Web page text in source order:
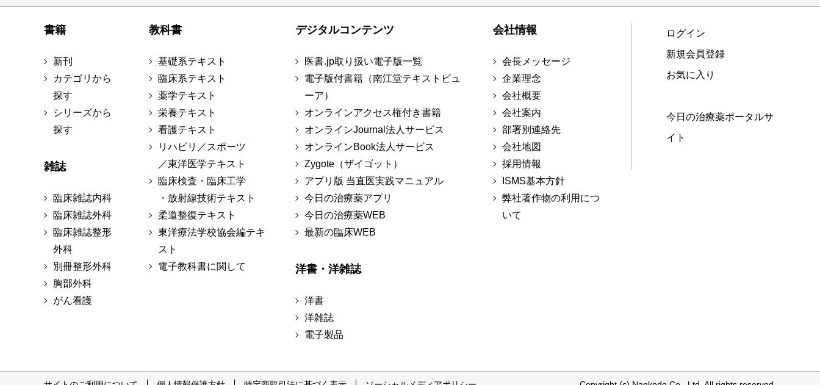
書籍
新刊
カテゴリから
探す
シリーズから
探す
雑誌
臨床雑誌内科
臨床雑誌外科
臨床雑誌整形
外科
別冊整形外科
胸部外科
がん看護
教科書
基礎系テキスト
臨床系テキスト
薬学テキスト
栄養テキスト
看護テキスト
リハビリ／スポーツ
／東洋医学テキスト
臨床検査・臨床工学
・放射線技術テキスト
柔道整復テキスト
東洋療法学校協会編テキ
スト
電子教科書に関して
デジタルコンテンツ
医書.jp取り扱い電子版一覧
電子版付書籍（南江堂テキストビュ
ーア）
オンラインアクセス権付き書籍
オンラインJournal法人サービス
オンラインBook法人サービス
Zygote（ザイゴット）
アプリ版 当直医実践マニュアル
今日の治療薬アプリ
今日の治療薬WEB
最新の臨床WEB
洋書・洋雑誌
洋書
洋雑誌
電子製品
会社情報
会長メッセージ
企業理念
会社概要
会社案内
部署別連絡先
会社地図
採用情報
ISMS基本方針
弊社著作物の利用につ
いて
ログイン
新規会員登録
お気に入り
今日の治療薬ポータルサ
イト